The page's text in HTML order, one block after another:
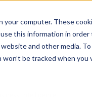
your computer. These
this information in
and other media.
be tracked when